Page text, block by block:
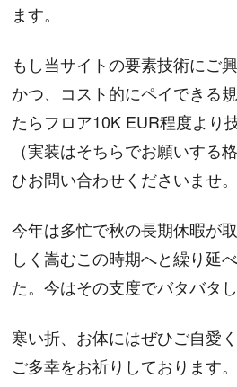
ます。
もし当サイトの要素技術にご
かつ、コスト的にペイできる
たらフロア10K EUR程度より
（実装はそちらでお願いする
ひお問い合わせくださいませ。
今年は多忙で秋の長期休暇が
しく嵩むこの時期へと繰り延
た。今はその支度でバタバタ
寒い折、お体にはぜひご自愛
ご多幸をお祈りしております。